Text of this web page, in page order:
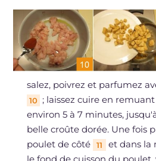
salez, poivrez et parfumez
10 ; laissez cuire en
environ 5 à 7 minutes,
belle croûte dorée. Une fois
poulet de côté
11
et dans la